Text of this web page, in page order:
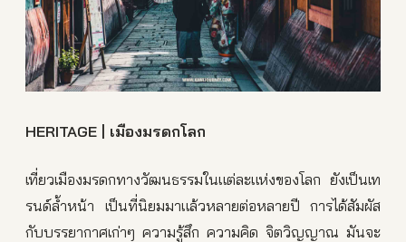
HERITAGE | เมืองมรดกโลก
เที่ยวเมืองมรดกทางวัฒนธรรมในแต่ละแห่งของโลก ยังเป็นเท
รนด์ล้ำหน้า เป็นที่นิยมมาแล้วหลายต่อหลายปี การได้สัมผัส
กับบรรยากาศเก่าๆ ความรู้สึก ความคิด จิตวิญญาณ มันจะ